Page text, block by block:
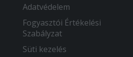
Adatvédelem
Fogyasztói Értékelési
Szabályzat
Süti kezelés